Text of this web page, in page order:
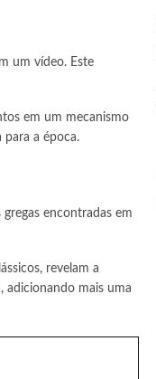
um vídeo. Este
em um mecanismo
para a época.
encontradas em
revelam a
adicionando mais uma